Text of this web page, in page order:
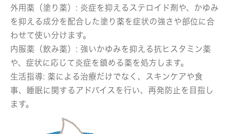
外用薬（塗り薬）: 炎症を抑えるステロイド剤や、かゆみ
を抑える成分を配合した塗り薬を症状の強さや部位に合
わせて使い分けます。
内服薬（飲み薬）: 強いかゆみを抑える抗ヒスタミン薬
や、症状に応じて炎症を鎮める薬を処方します。
生活指導: 薬による治療だけでなく、スキンケアや食
事、睡眠に関するアドバイスを行い、再発防止を目指し
ます。